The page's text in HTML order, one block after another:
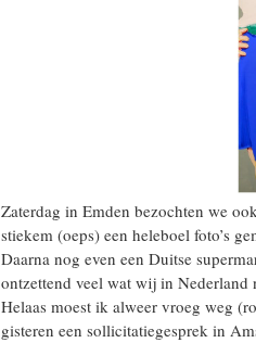
Zaterdag in Emden bezochten we
stiekem (oeps) een heleboel foto’s
Daarna nog even een Duitse
ontzettend veel wat wij in Nederland
Helaas moest ik alweer vroeg weg
gisteren een sollicitatiegesprek in